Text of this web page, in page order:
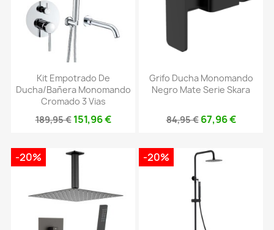
Kit Empotrado De
Ducha/bañera Monomando
Cromado 3 Vias
189,95 € 151,96 €
Grifo Ducha Monomando
Negro Mate Serie Skara
84,95 € 67,96 €
-20% -20%